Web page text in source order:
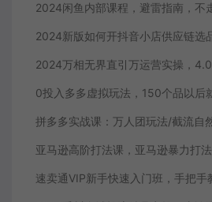
亚马逊高阶打法课，亚马逊暴力打法